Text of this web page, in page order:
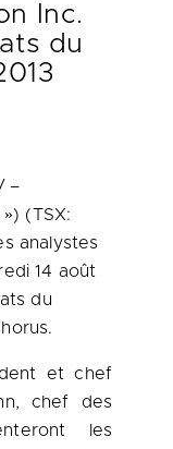
Inc.
du
–
(TSX:
analystes
14 août
du
et chef
, chef des
les